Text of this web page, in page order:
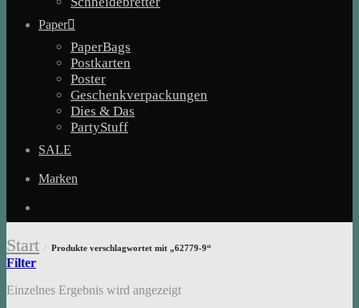
Paper
PaperBags
Postkarten
Poster
Geschenkverpackungen
Dies & Das
PartyStuff
SALE
Marken
Start / Produkte verschlagwortet mit „62779-9“
Filter
Einzelnes Ergebnis wird angezeigt